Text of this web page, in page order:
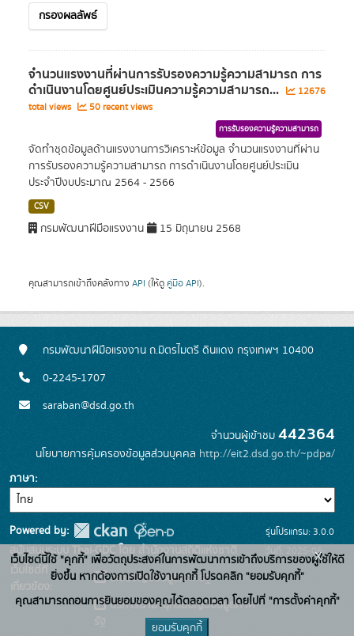
กรองผลลัพธ์
จำนวนแรงงานที่ผ่านการรับรองความรู้ความสามารถ การ
ดำเนินงานโดยศูนย์ประเมินความรู้ความสามารถ...
12676
total views
50 recent views
การรับรองความรู้ความสามารถ
จัดทำชุดข้อมูลด้านแรงงานการวิเคราะห์ข้อมูล จำนวนแรงงานที่ผ่าน
การรับรองความรู้ความสามารถ การดำเนินงานโดยศูนย์ประเมิน
ประจำปีงบประมาณ 2564 - 2566
CSV
กรมพัฒนาฝีมือแรงงาน 15 มิถุนายน 2568
คุณสามารถเข้าถึงคลังทาง API (ให้ดู คู่มือ API).
กรมพัฒนาฝีมือแรงงาน ถ.มิตรไมตรี ดินแดง กรุงเทพฯ 10400
0-2245-1707
saraban@dsd.go.th
จำนวนผู้เข้าชม 442364
นโยบายการคุ้มครองข้อมูลส่วนบุคคล http://eit2.dsd.go.th/~pdpa/
ภาษา
Powered by:
สนับสนุนระบบ Thai-GDC โดย สำนักงานสถิติแห่งชาติ
เว็บไซต์ที่
เกี่ยวข้อง:
ระบบบัญชีข้อมูลภาครัฐ
บริการนามานุกรมบัญชีข้อมูลภาค
รุ่นโปรแกรม: 3.0.0
วันที่: 2025-06-
10
เว็บไซต์นี้ใช้ "คุกกี้" เพื่อวัตถุประสงค์ในการพัฒนาการเข้าถึงบริการของผู้ใช้ให้ดี
ยิ่งขึ้น หากต้องการเปิดใช้งานคุกกี้ โปรดคลิก "ยอมรับคุกกี้"
คุณสามารถถอนการยินยอมของคุณได้ตลอดเวลา โดยไปที่ "การตั้งค่าคุกกี้"
ยอมรับคุกกี้
x